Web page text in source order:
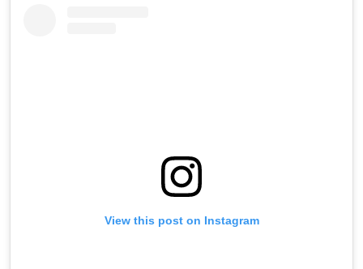
View this post on Instagram